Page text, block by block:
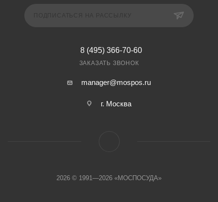
8 (495) 366-70-60
ЗАКАЗАТЬ ЗВОНОК
manager@mospos.ru
г. Москва
2026 © 1991—2026 «МОСПОСУДА»